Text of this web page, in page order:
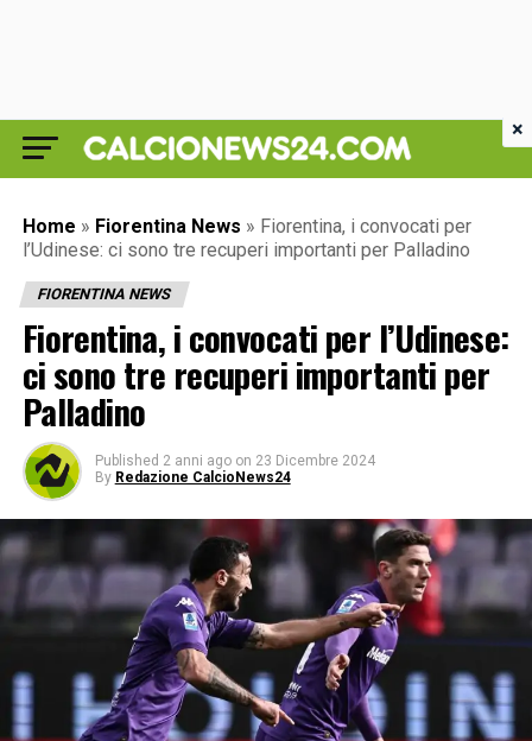
Home » Fiorentina News » Fiorentina, i convocati per
l’Udinese: ci sono tre recuperi importanti per Palladino
FIORENTINA NEWS
Fiorentina, i convocati per l’Udinese:
ci sono tre recuperi importanti per
Palladino
Published 2 anni ago on 23 Dicembre 2024
By Redazione CalcioNews24
×